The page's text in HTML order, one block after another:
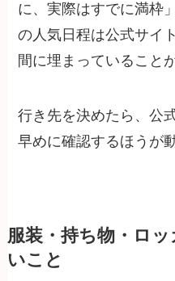
に、実際はすでに満枠
の人気日程は公式サイ
間に埋まっていること
行き先を決めたら、公
早めに確認するほうが
服装・持ち物・ロ
いこと